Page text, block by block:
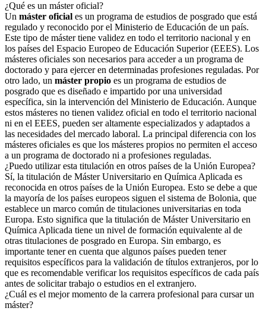
¿Qué es un máster oficial?
Un máster oficial es un programa de estudios de posgrado que está
regulado y reconocido por el Ministerio de Educación de un país.
Este tipo de máster tiene validez en todo el territorio nacional y en
los países del Espacio Europeo de Educación Superior (EEES). Los
másteres oficiales son necesarios para acceder a un programa de
doctorado y para ejercer en determinadas profesiones reguladas. Por
otro lado, un máster propio es un programa de estudios de
posgrado que es diseñado e impartido por una universidad
específica, sin la intervención del Ministerio de Educación. Aunque
estos másteres no tienen validez oficial en todo el territorio nacional
ni en el EEES, pueden ser altamente especializados y adaptados a
las necesidades del mercado laboral. La principal diferencia con los
másteres oficiales es que los másteres propios no permiten el acceso
a un programa de doctorado ni a profesiones reguladas.
¿Puedo utilizar esta titulación en otros países de la Unión Europea?
Sí, la titulación de Máster Universitario en Química Aplicada es
reconocida en otros países de la Unión Europea. Esto se debe a que
la mayoría de los países europeos siguen el sistema de Bolonia, que
establece un marco común de titulaciones universitarias en toda
Europa. Esto significa que la titulación de Máster Universitario en
Química Aplicada tiene un nivel de formación equivalente al de
otras titulaciones de posgrado en Europa. Sin embargo, es
importante tener en cuenta que algunos países pueden tener
requisitos específicos para la validación de títulos extranjeros, por lo
que es recomendable verificar los requisitos específicos de cada país
antes de solicitar trabajo o estudios en el extranjero.
¿Cuál es el mejor momento de la carrera profesional para cursar un
máster?